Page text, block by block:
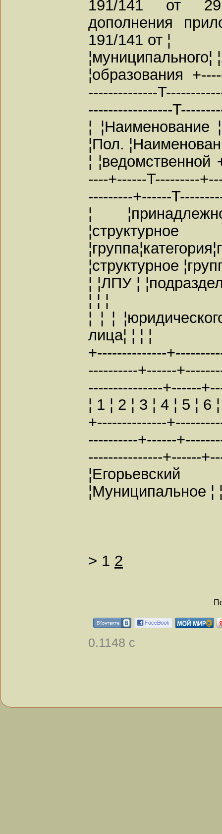
191/141 от
дополнения
191/141 от ¦
¦муниципального¦
¦образования
--------------
-----------------
¦
¦Пол.
¦ ¦ведомственной
----+------T---------
---------+------
¦
¦структурное
¦структурное
¦ ¦ЛПУ ¦
¦ ¦ ¦
¦ ¦ ¦
лица¦ ¦ ¦ ¦
+--------------
----------+------
---------------+------
¦ 1 ¦ 2 ¦ 3 ¦ 4 ¦ 5 ¦ 6
+--------------
----------+------
---------------+------
¦Муниципальное ¦
> 1 2
0.1148 с